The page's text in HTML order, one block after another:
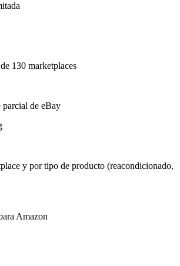
130 marketplaces
parcial de eBay
y por tipo de producto (reacondicionado,
Amazon